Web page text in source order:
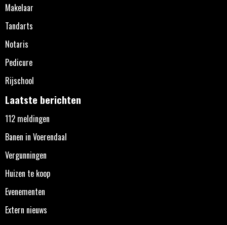
Makelaar
Tandarts
Notaris
Pedicure
Rijschool
Laatste berichten
112 meldingen
Banen in Voerendaal
Vergunningen
Huizen te koop
Evenementen
Extern nieuws